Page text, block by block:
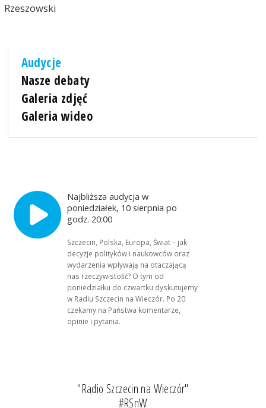
Rzeszowski
Audycje
Nasze debaty
Galeria zdjęć
Galeria wideo
Najbliższa audycja w
poniedziałek, 10 sierpnia po
godz. 20:00
Szczecin, Polska, Europa, Świat – jak
decyzje polityków i naukowców oraz
wydarzenia wpływają na otaczającą
nas rzeczywistość? O tym od
poniedziałku do czwartku dyskutujemy
w Radiu Szczecin na Wieczór. Po 20
czekamy na Państwa komentarze,
opinie i pytania.
"Radio Szczecin na Wieczór"
#RSnW